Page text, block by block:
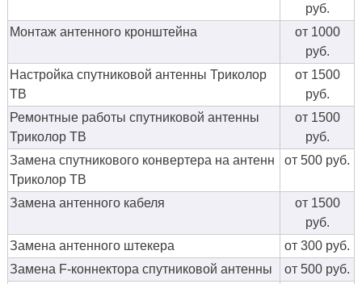
руб.
Монтаж антенного кронштейна
от 1000
руб.
Настройка спутниковой антенны Триколор
ТВ
от 1500
руб.
Ремонтные работы спутниковой антенны
Триколор ТВ
от 1500
руб.
Замена спутникового конвертера на антенн
Триколор ТВ
от 500 руб.
Замена антенного кабеля
от 1500
руб.
Замена антенного штекера
от 300 руб.
Замена F-коннектора спутниковой антенны
от 500 руб.